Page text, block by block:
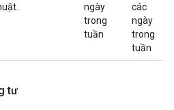
ngày
trong
tuần
các
ngày
trong
tuần
tư